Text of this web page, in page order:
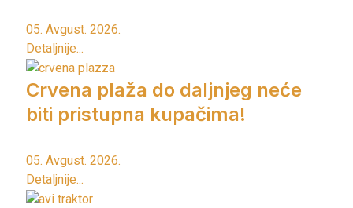
05. Avgust. 2026.
Detaljnije...
Crvena plaža do daljnjeg neće
biti pristupna kupačima!
05. Avgust. 2026.
Detaljnije...